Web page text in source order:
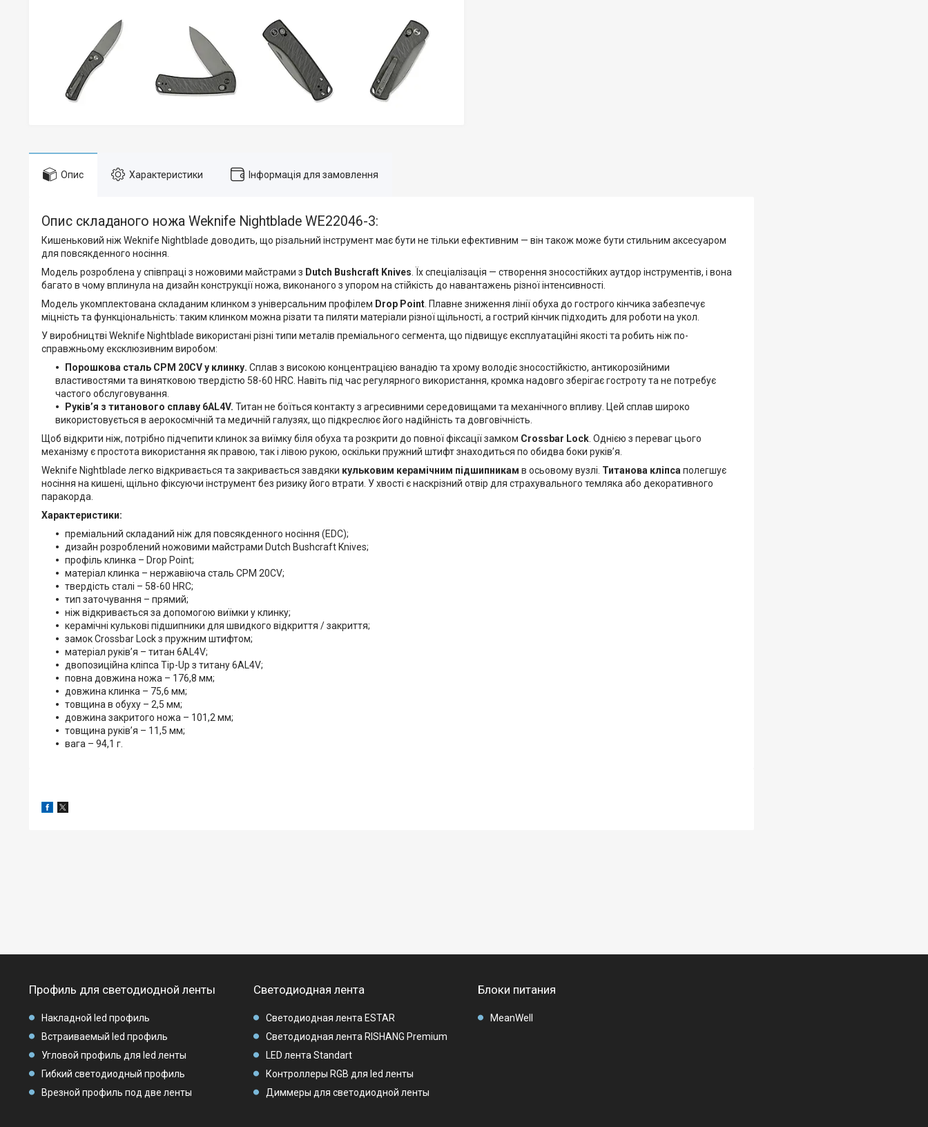
Опис Характеристики Інформація для замовлення
Опис складаного ножа Weknife Nightblade WE22046-3:
Кишеньковий ніж Weknife Nightblade доводить, що різальний інструмент має бути не тільки ефективним — він також може бути стильним аксесуаром
для повсякденного носіння.
Модель розроблена у співпраці з ножовими майстрами з Dutch Bushcraft Knives. Їх спеціалізація — створення зносостійких аутдор інструментів, і вона
багато в чому вплинула на дизайн конструкції ножа, виконаного з упором на стійкість до навантажень різної інтенсивності.
Модель укомплектована складаним клинком з універсальним профілем Drop Point. Плавне зниження лінії обуха до гострого кінчика забезпечує
міцність та функціональність: таким клинком можна різати та пиляти матеріали різної щільності, а гострий кінчик підходить для роботи на укол.
У виробництві Weknife Nightblade використані різні типи металів преміального сегмента, що підвищує експлуатаційні якості та робить ніж по-
справжньому ексклюзивним виробом:
Порошкова сталь CPM 20CV у клинку. Сплав з високою концентрацією ванадію та хрому володіє зносостійкістю, антикорозійними
властивостями та винятковою твердістю 58-60 HRC. Навіть під час регулярного використання, кромка надовго зберігає гостроту та не потребує
частого обслуговування.
Руківʼя з титанового сплаву 6AL4V. Титан не боїться контакту з агресивними середовищами та механічного впливу. Цей сплав широко
використовується в аерокосмічній та медичній галузях, що підкреслює його надійність та довговічність.
Щоб відкрити ніж, потрібно підчепити клинок за виїмку біля обуха та розкрити до повної фіксації замком Crossbar Lock. Однією з переваг цього
механізму є простота використання як правою, так і лівою рукою, оскільки пружний штифт знаходиться по обидва боки руківʼя.
Weknife Nightblade легко відкривається та закривається завдяки кульковим керамічним підшипникам в осьовому вузлі. Титанова кліпсаполегшує
носіння на кишені, щільно фіксуючи інструмент без ризику його втрати. У хвості є наскрізний отвір для страхувального темляка або декоративного
паракорда.
Характеристики:
преміальний складаний ніж для повсякденного носіння (EDC);
дизайн розроблений ножовими майстрами Dutch Bushcraft Knives;
профіль клинка – Drop Point;
матеріал клинка – нержавіюча сталь CPM 20CV;
твердість сталі – 58-60 HRC;
тип заточування – прямий;
ніж відкривається за допомогою виїмки у клинку;
керамічні кулькові підшипники для швидкого відкриття / закриття;
замок Crossbar Lock з пружним штифтом;
матеріал руківʼя – титан 6AL4V;
двопозиційна кліпса Tip-Up з титану 6AL4V;
повна довжина ножа – 176,8 мм;
довжина клинка – 75,6 мм;
товщина в обуху – 2,5 мм;
довжина закритого ножа – 101,2 мм;
товщина руківʼя – 11,5 мм;
вага – 94,1 г.
Профиль для светодиодной ленты
Накладной led профиль
Встраиваемый led профиль
Угловой профиль для led ленты
Гибкий светодиодный профиль
Врезной профиль под две ленты
Светодиодная лента
Светодиодная лента ESTAR
Светодиодная лента RISHANG Premium
LED лента Standart
Контроллеры RGB для led ленты
Диммеры для светодиодной ленты
Блоки питания
MeanWell